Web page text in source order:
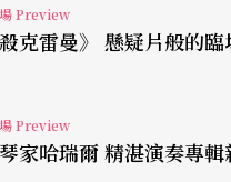
但謝德慶的卻是一個三
和自虐。」俞秀青以謝德
自己瘋狂？生病該怎麼
Preview
曼》 懸疑片般的臨場體
Preview
大提琴家哈瑞爾 精湛演奏